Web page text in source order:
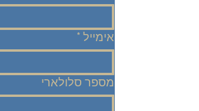
אימייל *
מספר סלולארי